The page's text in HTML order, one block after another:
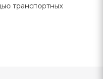
транспортных